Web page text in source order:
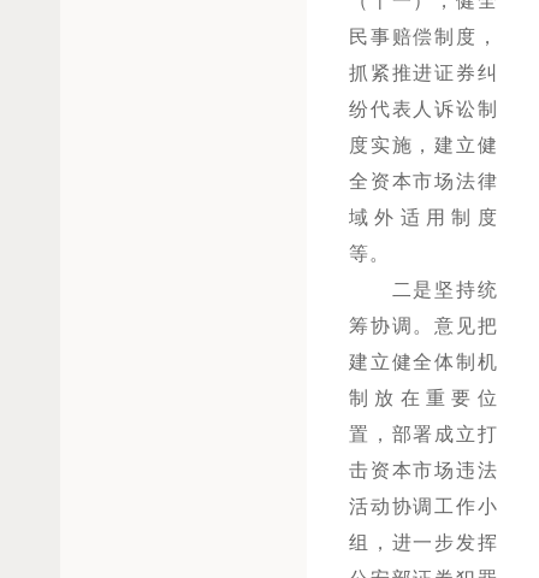
民事赔偿制度，
抓紧推进证券纠
纷代表人诉讼制
度实施，建立健
全资本市场法律
域外适用制度
等。
二是坚持统
筹协调。意见把
建立健全体制机
制放在重要位
置，部署成立打
击资本市场违法
活动协调工作小
组，进一步发挥